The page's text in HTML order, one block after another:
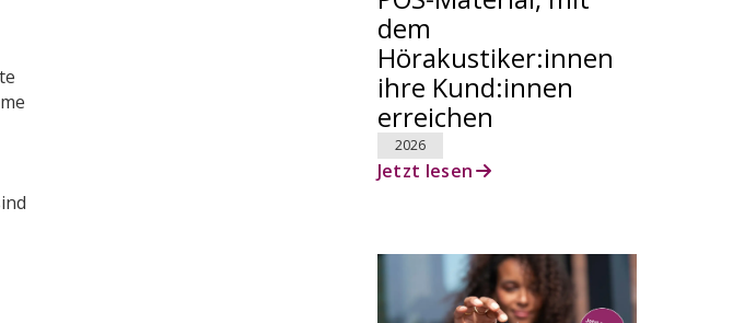
dem
Hörakustiker:innen
ihre Kund:innen
erreichen
2026
Jetzt lesen